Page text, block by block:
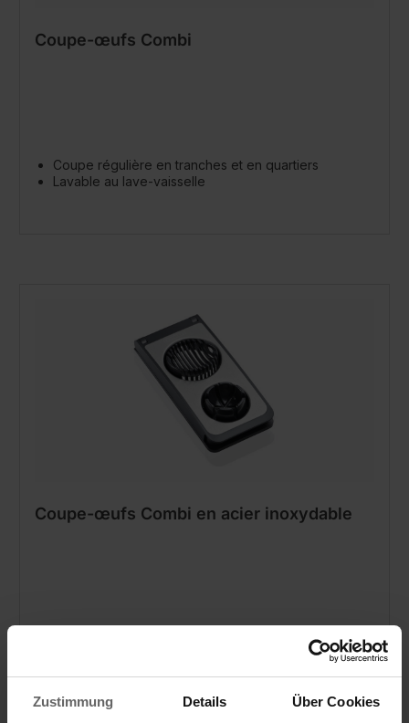
Zustimmung Details Über Cookies
Coupe-œufs Combi
Coupe régulière en tranches et en quartiers
Lavable au lave-vaisselle
Coupe-œufs Combi en acier inoxydable
Coupe régulière en tranches et en quartiers
Boîtier en acier inoxydable de haute qualité